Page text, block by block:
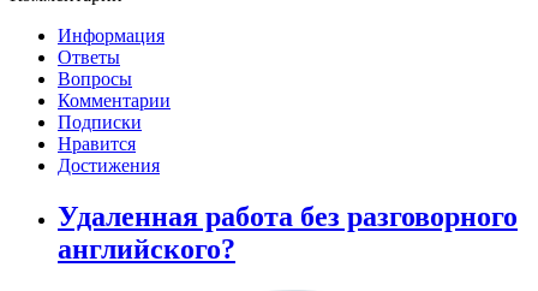
Информация
Ответы
Вопросы
Комментарии
Подписки
Нравится
Достижения
Удаленная работа без разговорного
английского?